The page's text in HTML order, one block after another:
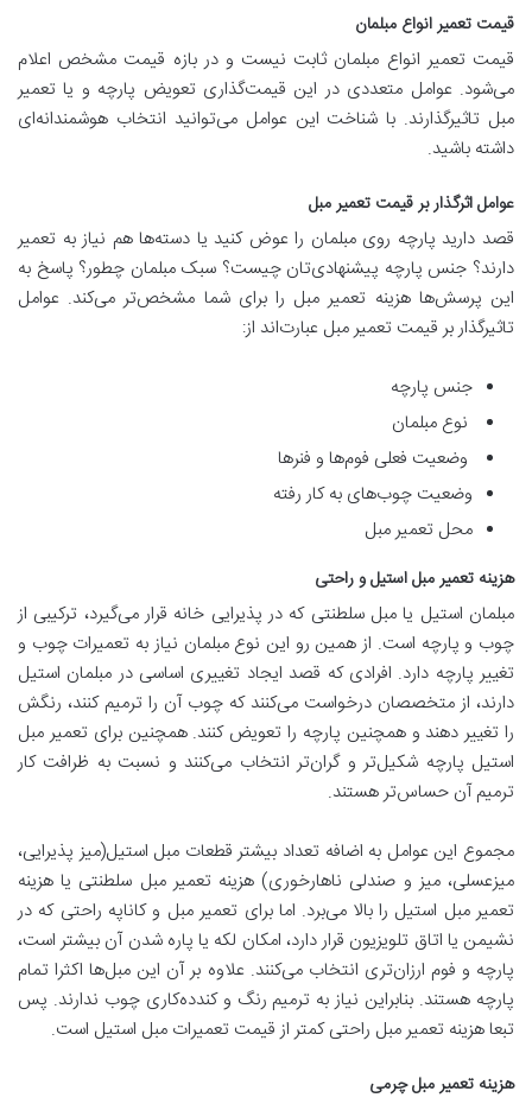
قیمت تعمیر انواع مبلمان
قیمت تعمیر انواع مبلمان ثابت نیست و در بازه قیمت مشخص اعلام
می‌شود. عوامل متعددی در این قیمت‌گذاری تعویض پارچه و یا تعمیر
مبل تاثیرگذارند. با شناخت این عوامل می‌توانید انتخاب هوشمندانه‌ای
داشته باشید.
عوامل اثرگذار بر قیمت تعمیر مبل
قصد دارید پارچه روی مبلمان را عوض کنید یا دسته‌ها هم نیاز به تعمیر
دارند؟ جنس پارچه پیشنهادی‌تان چیست؟ سبک مبلمان چطور؟ پاسخ به
این پرسش‌ها هزینه تعمیر مبل را برای شما مشخص‌تر می‌کند. عوامل
تاثیرگذار بر قیمت تعمیر مبل عبارت‌اند از:
جنس پارچه
نوع مبلمان
وضعیت فعلی فوم‌ها و فنرها
وضعیت چوب‌های به کار رفته
محل تعمیر مبل
هزینه تعمیر مبل استیل و راحتی
مبلمان استیل یا مبل سلطنتی که در پذیرایی خانه قرار می‌گیرد، ترکیبی از
چوب و پارچه است. از همین رو این نوع مبلمان نیاز به تعمیرات چوب و
تغییر پارچه دارد. افرادی که قصد ایجاد تغییری اساسی در مبلمان استیل
دارند، از متخصصان درخواست می‌کنند که چوب آن را ترمیم کنند، رنگش
را تغییر دهند و همچنین پارچه را تعویض کنند. همچنین برای تعمیر مبل
استیل پارچه شکیل‌تر و گران‌تر انتخاب می‌کنند و نسبت به ظرافت کار
ترمیم آن‌ حساس‌تر هستند.
مجموع این عوامل به اضافه تعداد بیشتر قطعات مبل‌ استیل(میز پذیرایی،
میزعسلی، میز و صندلی ناهارخوری) هزینه تعمیر مبل سلطنتی یا هزینه
تعمیر مبل استیل را بالا می‌برد. اما برای تعمیر مبل و کاناپه راحتی که در
نشیمن یا اتاق تلویزیون قرار دارد، امکان لکه یا پاره شدن آن بیشتر است،
پارچه و فوم ارزان‌تری انتخاب می‌کنند. علاوه بر آن این مبل‌ها اکثرا تمام
پارچه هستند. بنابراین نیاز به ترمیم رنگ و کندده‌کاری چوب ندارند. پس
تبعا هزینه تعمیر مبل راحتی کمتر از قیمت تعمیرات مبل استیل است.
هزینه تعمیر مبل چرمی